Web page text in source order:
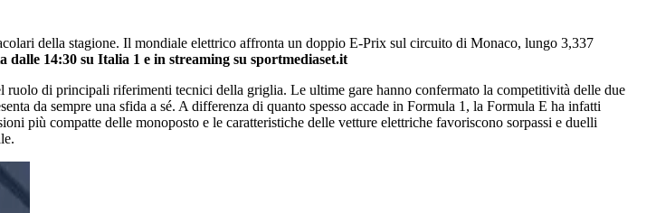
della stagione. Il mondiale elettrico affronta un doppio E-Prix sul circuito di Monaco, lungo 3,337
dalle 14:30 su Italia 1 e in streaming su sportmediaset.it
ruolo di principali riferimenti tecnici della griglia. Le ultime gare hanno confermato la competitività delle due
da sempre una sfida a sé. A differenza di quanto spesso accade in Formula 1, la Formula E ha infatti
più compatte delle monoposto e le caratteristiche delle vetture elettriche favoriscono sorpassi e duelli